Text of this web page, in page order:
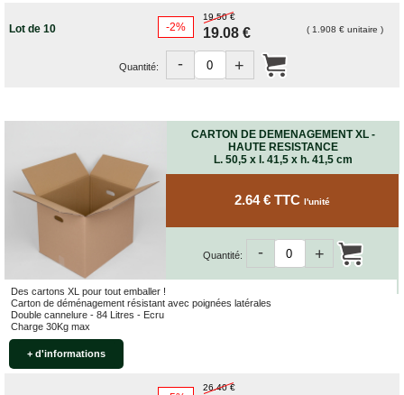
Lot de 10 -2%
19.50 €
19.08 € ( 1.908 € unitaire )
Quantité: +
-
CARTON DE DEMENAGEMENT XL -
HAUTE RESISTANCE
L. 50,5 x l. 41,5 x h. 41,5 cm
Des cartons XL pour tout emballer !
Carton de déménagement résistant avec poignées latérales
Double cannelure - 84 Litres - Ecru
Charge 30Kg max
+ d'informations
2.64 € TTC l'unité
Quantité: +
-
26.40 €